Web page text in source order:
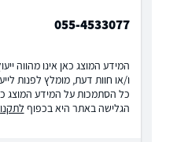
055-4533077
המידע המוצג כאן אינו מהווה
ו/או חוות דעת, מומלץ לפנות
כל הסתמכות על המידע המוצג
הגלישה באתר היא בכפוף